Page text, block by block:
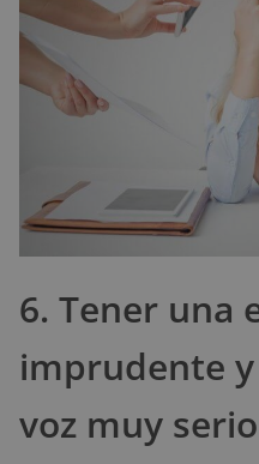
6. Tener una
imprudente
voz muy serio